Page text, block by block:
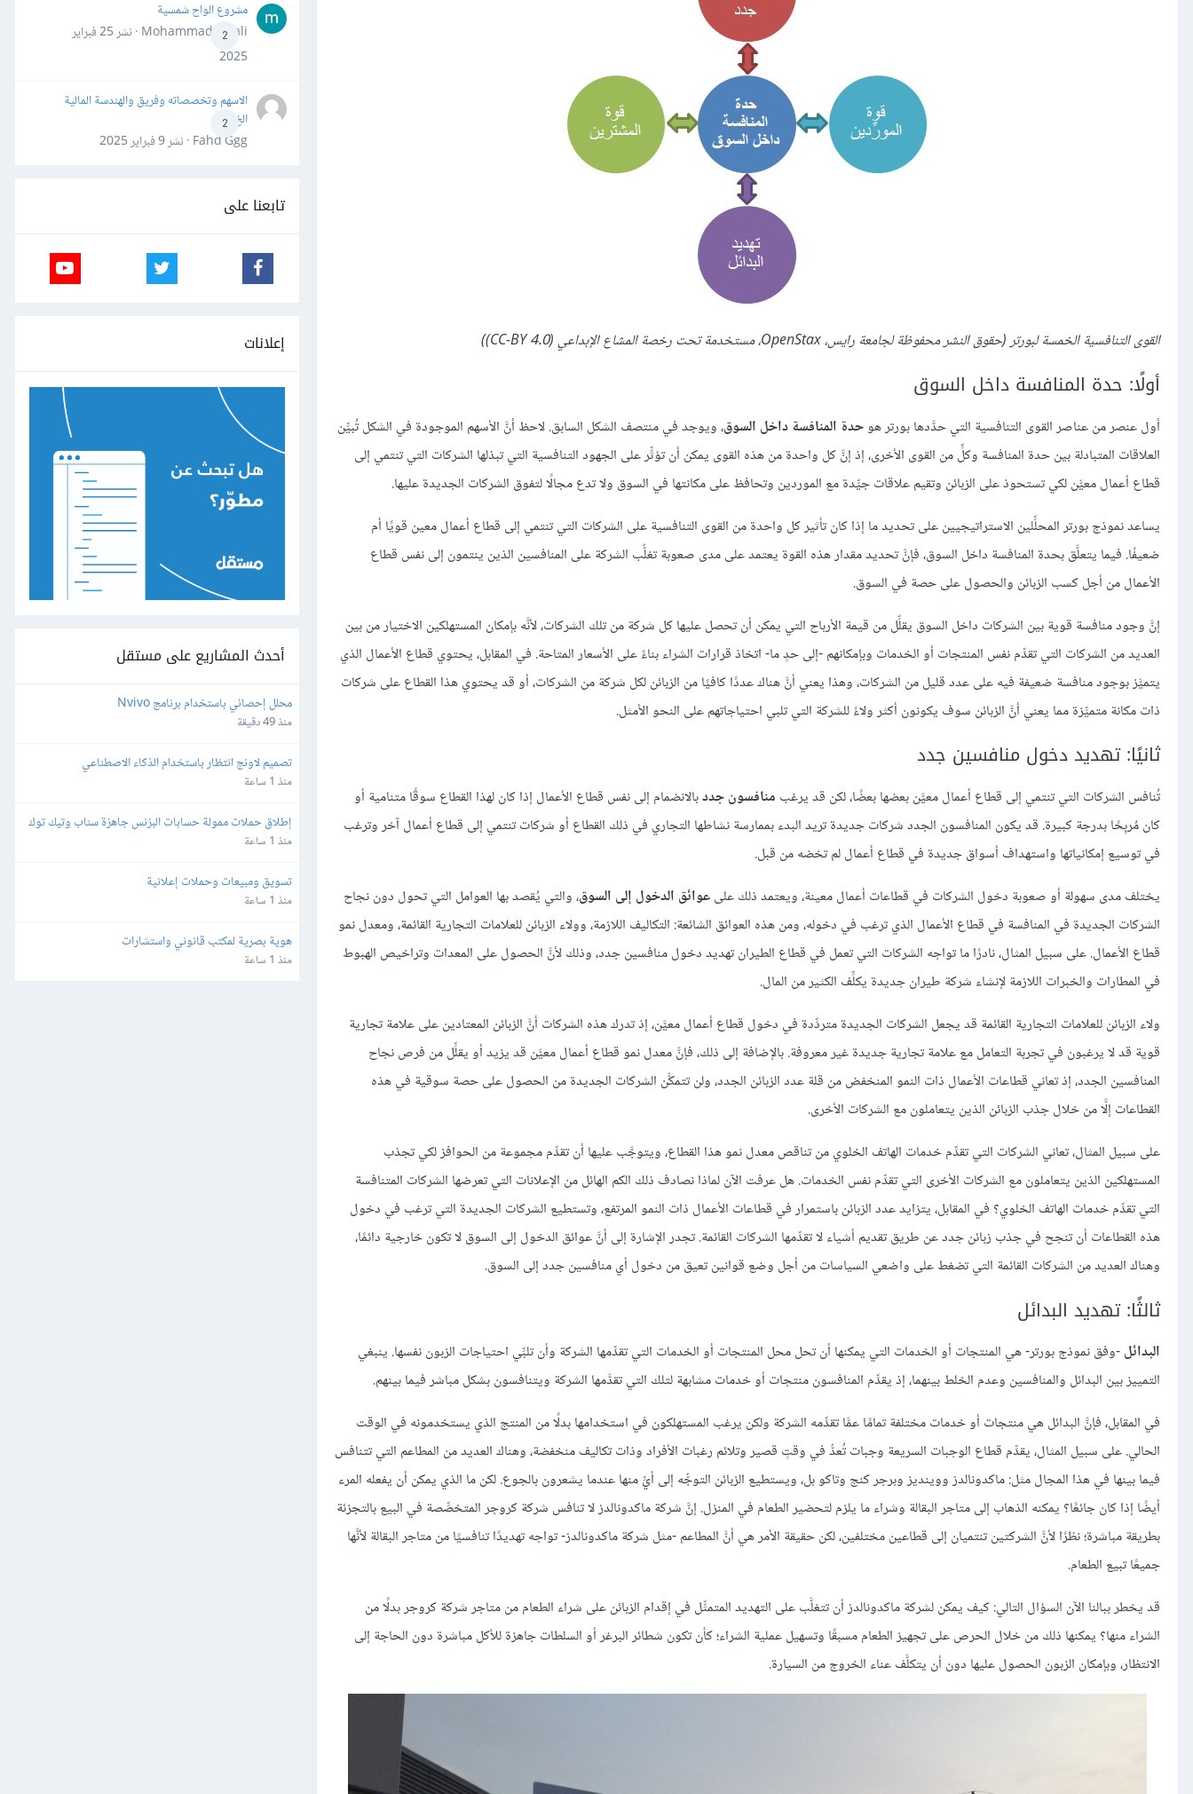
القوى التنافسية الخمسة لبورتر (حقوق النشر محفوظة لجامعة رايس، OpenStax، مستخدمة تحت رخصة المشاع الإبداعي (CC-BY 4.0))
أولًا: حدة المنافسة داخل السوق
أول عنصر من عناصر القوى التنافسية التي حدَّدها بورتر هوحدة المنافسة داخل السوق، ويوجد في منتصف الشكل السابق. لاحظ أنَّ الأسهم الموجودة في الشكل تُبيِّن
العلاقات المتبادلة بين حدة المنافسة وكلٍّ من القوى الأخرى، إذ إنَّ كل واحدة من هذه القوى يمكن أن تؤثِّر على الجهود التنافسية التي تبذلها الشركات التي تنتمي إلى
قطاع أعمال معيَّن لكي تستحوذ على الزبائن وتقيم علاقات جيِّدة مع الموردين وتحافظ على مكانتها في السوق ولا تدع مجالًا لتفوق الشركات الجديدة عليها.
يساعد نموذج بورتر المحلِّلين الاستراتيجيين على تحديد ما إذا كان تأثير كل واحدة من القوى التنافسية على الشركات التي تنتمي إلى قطاع أعمال معين قويًا أم
ضعيفًا. فيما يتعلَّق بحدة المنافسة داخل السوق، فإنَّ تحديد مقدار هذه القوة يعتمد على مدى صعوبة تغلُّب الشركة على المنافسين الذين ينتمون إلى نفس قطاع
الأعمال من أجل كسب الزبائن والحصول على حصة في السوق.
إنَّ وجود منافسة قوية بين الشركات داخل السوق يقلِّل من قيمة الأرباح التي يمكن أن تحصل عليها كل شركة من تلك الشركات، لأنَّه بإمكان المستهلكين الاختيار من بين
العديد من الشركات التي تقدِّم نفس المنتجات أو الخدمات وبإمكانهم -إلى حدٍ ما- اتخاذ قرارات الشراء بناءً على الأسعار المتاحة. في المقابل، يحتوي قطاع الأعمال الذي
يتميَّز بوجود منافسة ضعيفة فيه على عدد قليل من الشركات، وهذا يعني أنَّ هناك عددًا كافيًا من الزبائن لكل شركة من الشركات، أو قد يحتوي هذا القطاع على شركات
ذات مكانة متميِّزة مما يعني أنَّ الزبائن سوف يكونون أكثر ولاءً للشركة التي تلبي احتياجاتهم على النحو الأمثل.
ثانيًا: تهديد دخول منافسين جدد
تُنافس الشركات التي تنتمي إلى قطاع أعمال معيَّن بعضها بعضًا، لكن قد يرغب منافسون جددبالانضمام إلى نفس قطاع الأعمال إذا كان لهذا القطاع سوقًا متنامية أو
كان مُربِحًا بدرجة كبيرة. قد يكون المنافسون الجدد شركات جديدة تريد البدء بممارسة نشاطها التجاري في ذلك القطاع أو شركات تنتمي إلى قطاع أعمال آخر وترغب
في توسيع إمكانياتها واستهداف أسواق جديدة في قطاع أعمال لم تخضه من قبل.
يختلف مدى سهولة أو صعوبة دخول الشركات في قطاعات أعمال معينة، ويعتمد ذلك علىعوائق الدخول إلى السوق، والتي يُقصد بها العوامل التي تحول دون نجاح
الشركات الجديدة في المنافسة في قطاع الأعمال الذي ترغب في دخوله، ومن هذه العوائق الشائعة: التكاليف اللازمة، وولاء الزبائن للعلامات التجارية القائمة، ومعدل نمو
قطاع الأعمال. على سبيل المثال، نادرًا ما تواجه الشركات التي تعمل في قطاع الطيران تهديد دخول منافسين جدد، وذلك لأنَّ الحصول على المعدات وتراخيص الهبوط
في المطارات والخبرات اللازمة لإنشاء شركة طيران جديدة يكلِّف الكثير من المال.
ولاء الزبائن للعلامات التجارية القائمة قد يجعل الشركات الجديدة متردِّدة في دخول قطاع أعمال معيَّن، إذ تدرك هذه الشركات أنَّ الزبائن المعتادين على علامة تجارية
قوية قد لا يرغبون في تجربة التعامل مع علامة تجارية جديدة غير معروفة. بالإضافة إلى ذلك، فإنَّ معدل نمو قطاع أعمال معيَّن قد يزيد أو يقلِّل من فرص نجاح
المنافسين الجدد، إذ تعاني قطاعات الأعمال ذات النمو المنخفض من قلة عدد الزبائن الجدد، ولن تتمكَّن الشركات الجديدة من الحصول على حصة سوقية في هذه
القطاعات إلَّا من خلال جذب الزبائن الذين يتعاملون مع الشركات الأخرى.
على سبيل المثال، تعاني الشركات التي تقدِّم خدمات الهاتف الخلوي من تناقص معدل نمو هذا القطاع، ويتوجَّب عليها أن تقدِّم مجموعة من الحوافز لكي تجذب
المستهلكين الذين يتعاملون مع الشركات الأخرى التي تقدِّم نفس الخدمات. هل عرفت الآن لماذا نصادف ذلك الكم الهائل من الإعلانات التي تعرضها الشركات المتنافسة
التي تقدِّم خدمات الهاتف الخلوي؟ في المقابل، يتزايد عدد الزبائن باستمرار في قطاعات الأعمال ذات النمو المرتفع، وتستطيع الشركات الجديدة التي ترغب في دخول
هذه القطاعات أن تنجح في جذب زبائن جدد عن طريق تقديم أشياء لا تقدِّمها الشركات القائمة. تجدر الإشارة إلى أنَّ عوائق الدخول إلى السوق لا تكون خارجية دائمًا،
وهناك العديد من الشركات القائمة التي تضغط على واضعي السياسات من أجل وضع قوانين تعيق من دخول أي منافسين جدد إلى السوق.
ثالثًا: تهديد البدائل
البدائل-وفق نموذج بورتر- هي المنتجات أو الخدمات التي يمكنها أن تحل محل المنتجات أو الخدمات التي تقدِّمها الشركة وأن تلبِّي احتياجات الزبون نفسها. ينبغي
التمييز بين البدائل والمنافسين وعدم الخلط بينهما، إذ يقدِّم المنافسون منتجات أو خدمات مشابهة لتلك التي تقدَّمها الشركة ويتنافسون بشكل مباشر فيما بينهم.
في المقابل، فإنَّ البدائل هي منتجات أو خدمات مختلفة تمامًا عمَّا تقدِّمه الشركة ولكن يرغب المستهلكون في استخدامها بدلًا من المنتج الذي يستخدمونه في الوقت
الحالي. على سبيل المثال، يقدِّم قطاع الوجبات السريعة وجبات تُعدُّ في وقتٍ قصير وتلائم رغبات الأفراد وذات تكاليف منخفضة، وهناك العديد من المطاعم التي تتنافس
فيما بينها في هذا المجال مثل: ماكدونالدز ووينديز وبرجر كنج وتاكو بل، ويستطيع الزبائن التوجُّه إلى أيِّ منها عندما يشعرون بالجوع. لكن ما الذي يمكن أن يفعله المرء
أيضًا إذا كان جائعًا؟ يمكنه الذهاب إلى متاجر البقالة وشراء ما يلزم لتحضير الطعام في المنزل. إنَّ شركة ماكدونالدز لا تنافس شركة كروجر المتخصِّصة في البيع بالتجزئة
بطريقة مباشرة؛ نظرًا لأنَّ الشركتين تنتميان إلى قطاعين مختلفين، لكن حقيقة الأمر هي أنَّ المطاعم -مثل شركة ماكدونالدز- تواجه تهديدًا تنافسيًا من متاجر البقالة لأنَّها
جميعًا تبيع الطعام.
قد يخطر ببالنا الآن السؤال التالي: كيف يمكن لشركة ماكدونالدز أن تتغلَّب على التهديد المتمثِّل في إقدام الزبائن على شراء الطعام من متاجر شركة كروجر بدلًا من
الشراء منها؟ يمكنها ذلك من خلال الحرص على تجهيز الطعام مسبقًا وتسهيل عملية الشراء؛ كأن تكون شطائر البرغر أو السلطات جاهزة للأكل مباشرة دون الحاجة إلى
الانتظار، وبإمكان الزبون الحصول عليها دون أن يتكلَّف عناء الخروج من السيارة.
2
مشروع الواح شمسية
Mohammad Awali · نشر
25 فبراير
2025
2
الاسهم وتخصصاته وفريق والهندسة المالية
الخ
Fahd Ggg · نشر
9 فبراير 2025
تابعنا على
إعلانات
أحدث المشاريع على مستقل
محلل إحصائي باستخدام برنامج Nvivo
منذ 49 دقيقة
تصميم لاونج انتظار باستخدام الذكاء الاصطناعي
منذ 1 ساعة
إطلاق حملات ممولة حسابات البزنس جاهزة سناب وتيك توك
منذ 1 ساعة
تسويق ومبيعات وحملات إعلانية
منذ 1 ساعة
هوية بصرية لمكتب قانوني واستشارات
منذ 1 ساعة